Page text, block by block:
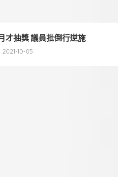
才抽獎 議員批倒行逆施
2021-10-05